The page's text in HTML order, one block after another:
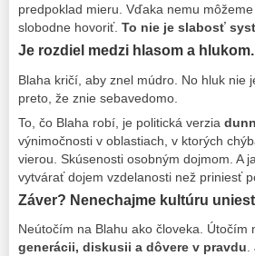
predpoklad mieru. Vďaka nemu
slobodne hovoriť. To nie je slabosť
Je rozdiel medzi hlasom a hlukom.
Blaha kričí, aby znel múdro. No hluk nie
preto, že znie sebavedomo.
To, čo Blaha robí, je politická verzia
výnimočnosti v oblastiach, v ktorých
vierou. Skúsenosti osobným dojmom. A
vytvárať dojem vzdelanosti než priniesť
Záver? Nenechajme kultúru
Neútočím na Blahu ako človeka. Útočím
generácii, diskusii a dôvere v pravdu.